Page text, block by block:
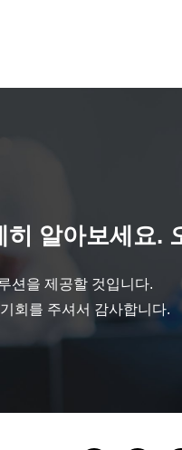
히 알아보세요.
션을 제공할 것입니다.
회를 주셔서 감사합니다.